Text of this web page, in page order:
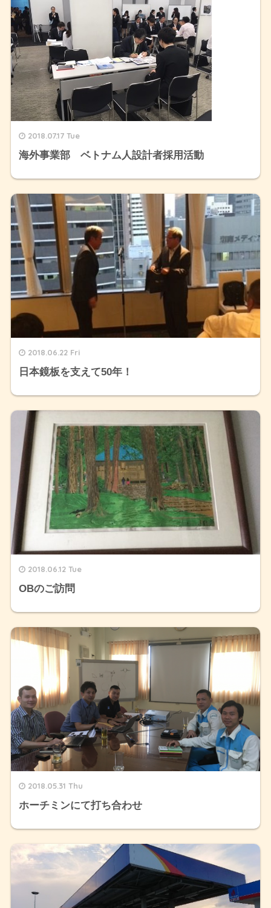
2018.07.17 Tue
海外事業部 ベトナム人設計者採用活動
2018.06.22 Fri
日本鏡板を支えて50年！
2018.06.12 Tue
OBのご訪問
2018.05.31 Thu
ホーチミンにて打ち合わせ